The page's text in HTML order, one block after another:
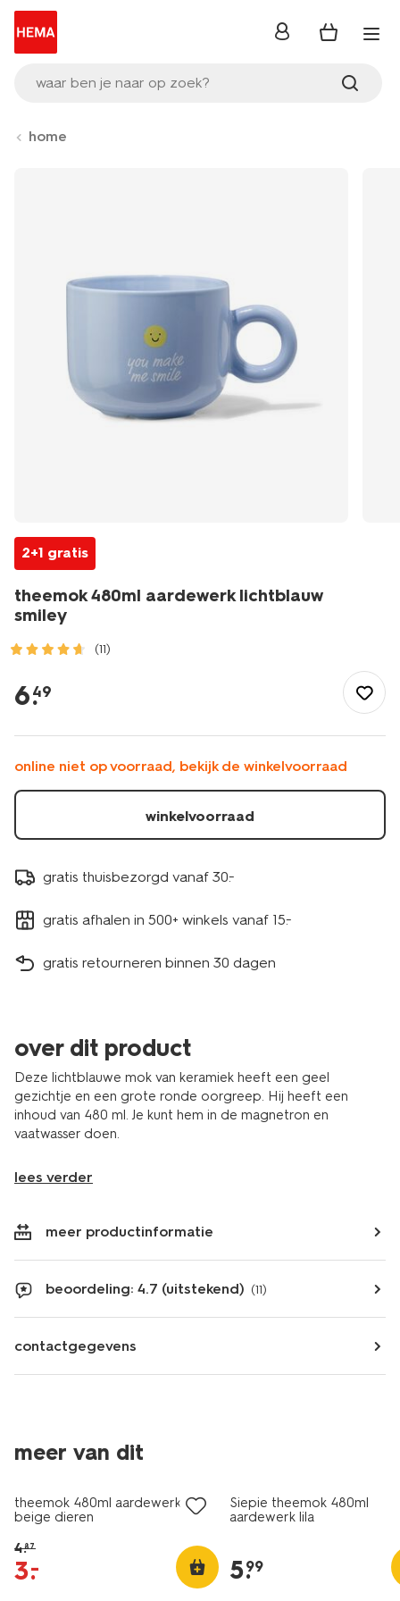
waar ben je naar op zoek?
inloggen
home
2+1 gratis
theemok 480ml aardewerk lichtblauw
smiley
(11)
tafelen/koffie-
thee-
480ml-
aardewerk-
smiley-
6.
49
online niet op voorraad, bekijk de winkelvoorraad
winkelvoorraad
gratis thuisbezorgd vanaf 30.-
gratis afhalen in 500+ winkels vanaf 15.-
gratis retourneren binnen 30 dagen
over dit product
Deze lichtblauwe mok van keramiek heeft een geel
gezichtje en een grote ronde oorgreep. Hij heeft een
inhoud van 480 ml. Je kunt hem in de magnetron en
vaatwasser doen.
lees verder
meer productinformatie
beoordeling: 4.7 (uitstekend) (11)
contactgegevens
meer van dit
sale
theemok 480ml aardewerk
beige dieren
4.87
3.
–
Siepie theemok 480ml
aardewerk lila
5.
99